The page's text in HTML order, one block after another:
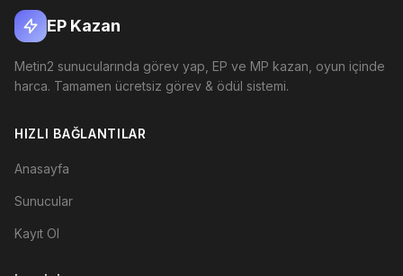
EP Kazan
Metin2 sunucularında görev yap, EP ve MP kazan, oyun içinde
harca. Tamamen ücretsiz görev & ödül sistemi.
HIZLI BAĞLANTILAR
Anasayfa
Sunucular
Kayıt Ol